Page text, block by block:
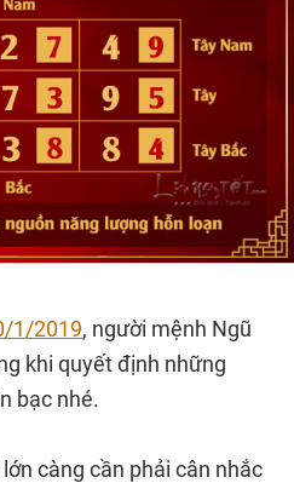
1/2019, người mệnh Ngũ
khi quyết định những
bạc nhé.
càng cần phải cân nhắc